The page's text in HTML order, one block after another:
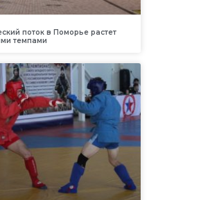
поток в Поморье растет
темпами